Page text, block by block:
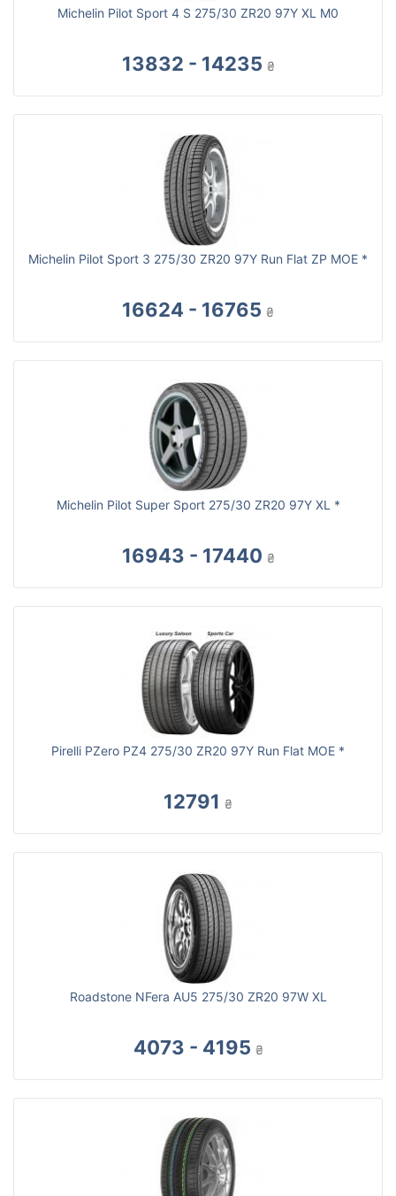
Michelin Pilot Sport 4 S 275/30 ZR20 97Y XL M0
13832 - 14235 ₴
Michelin Pilot Sport 3 275/30 ZR20 97Y Run Flat ZP MOE *
16624 - 16765 ₴
Michelin Pilot Super Sport 275/30 ZR20 97Y XL *
16943 - 17440 ₴
Pirelli PZero PZ4 275/30 ZR20 97Y Run Flat MOE *
12791 ₴
Roadstone NFera AU5 275/30 ZR20 97W XL
4073 - 4195 ₴